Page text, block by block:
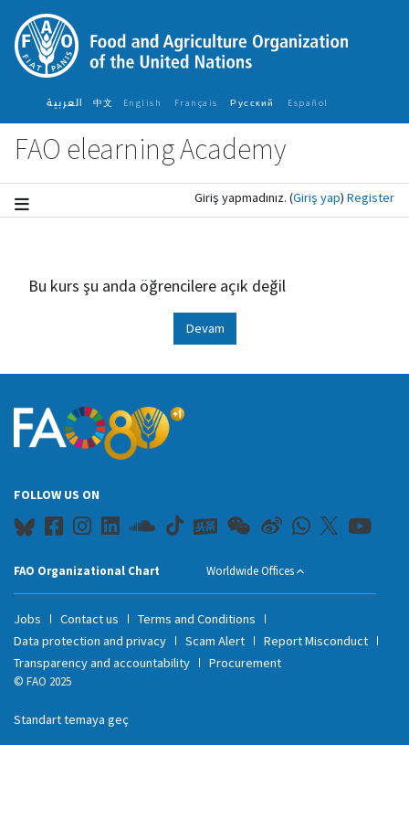
Ana içeriğe git
العربية 中文 English ‎ Français ‎ Русский ‎ Español ‎
FAO elearning Academy
Giriş yapmadınız. (Giriş yap) Register
Bu kurs şu anda öğrencilere açık değil
Devam
FOLLOW US ON
FAO Organizational Chart Worldwide Offices
Jobs Contact us
Terms and Conditions
Data protection and privacy
Scam Alert
Report Misconduct
Transparency and accountability
Procurement
© FAO 2025
Standart temaya geç